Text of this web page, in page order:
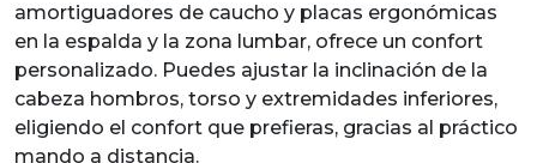
amortiguadores de caucho y placas ergonómicas
en la espalda y la zona lumbar, ofrece un confort
personalizado. Puedes ajustar la inclinación de la
cabeza hombros, torso y extremidades inferiores,
eligiendo el confort que prefieras, gracias al práctico
mando a distancia.